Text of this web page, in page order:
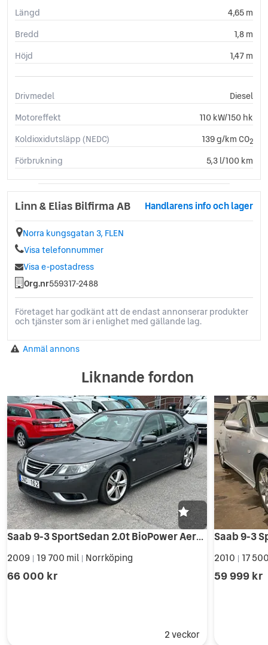
Längd
4,65 m
Bredd
1,8 m
Höjd
1,47 m
Drivmedel
Diesel
Motoreffekt
110 kW/150 hk
Koldioxidutsläpp (NEDC)
139 g/km CO2
Förbrukning 5,3 l/100 km
Linn & Elias Bilfirma AB Handlarens info och lager
Norra kungsgatan 3, FLEN
Visa telefonnummer
Visa e-postadress
Org.nr559317-2488
Företaget har godkänt att de endast annonserar produkter
och tjänster som är i enlighet med gällande lag.
Anmäl annons
Liknande fordon
Saab 9-3 SportSedan 2.0t BioPower Aero Euro 5
2009 19 700 mil Norrköping
66 000 kr
2 veckor
2010 17
59 999 kr